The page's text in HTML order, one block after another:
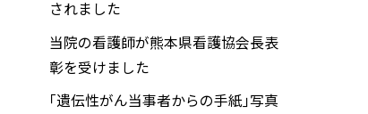
されました
当院の看護師が熊本県看護協会長表
彰を受けました
｢遺伝性がん当事者からの手紙｣写真